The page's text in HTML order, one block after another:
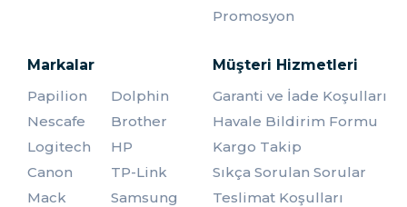
Promosyon
Markalar
Papilion
Dolphin
Nescafe
Brother
Logitech
HP
Canon
TP-Link
Mack
Samsung
Müşteri Hizmetleri
Garanti ve İade Koşulları
Havale Bildirim Formu
Kargo Takip
Sıkça Sorulan Sorular
Teslimat Koşulları